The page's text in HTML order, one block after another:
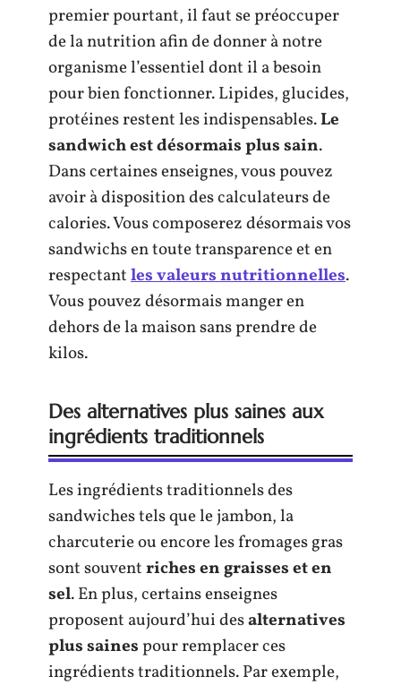
premier pourtant, il faut se préoccuper
de la nutrition afin de donner à notre
organisme l’essentiel dont il a besoin
pour bien fonctionner. Lipides, glucides,
protéines restent les indispensables.Le
sandwich est désormais plus sain.
Dans certaines enseignes, vous pouvez
avoir à disposition des calculateurs de
calories. Vous composerez désormais vos
sandwichs en toute transparence et en
respectantles valeurs nutritionnelles.
Vous pouvez désormais manger en
dehors de la maison sans prendre de
kilos.
Des alternatives plus saines aux
ingrédients traditionnels
Les ingrédients traditionnels des
sandwiches tels que le jambon, la
charcuterie ou encore les fromages gras
sont souventriches en graisses et en
sel. En plus, certains enseignes
proposent aujourd’hui desalternatives
plus sainespour remplacer ces
ingrédients traditionnels. Par exemple,